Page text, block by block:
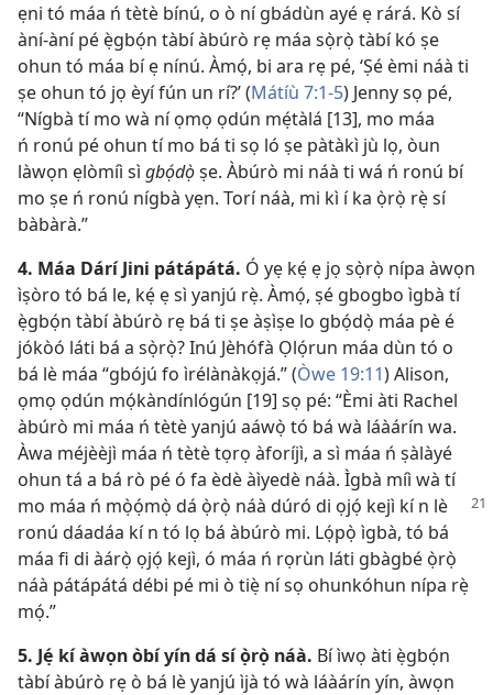
ẹni tó máa ń tètè bínú, o ò ní gbádùn ayé ẹ rárá. Kò sí
àní-àní pé ẹ̀gbọ́n tàbí àbúrò rẹ máa sọ̀rọ̀ tàbí kó ṣe
ohun tó máa bí ẹ nínú. Àmọ́, bi ara rẹ pé, ‘Ṣé èmi náà ti
ṣe ohun tó jọ èyí fún un rí?’ (Mátíù 7:1-5) Jenny sọ pé,
“Nígbà tí mo wà ní ọmọ ọdún mẹ́tàlá [13], mo máa
ń ronú pé ohun tí mo bá ti sọ ló ṣe pàtàkì jù lọ, òun
làwọn ẹlòmíì sì gbọ́dọ̀ṣe. Àbúrò mi náà ti wá ń ronú bí
mo ṣe ń ronú nígbà yẹn. Torí náà, mi kì í ka ọ̀rọ̀ rẹ̀ sí
bàbàrà.”
4. Máa Dárí Jini pátápátá. Ó yẹ kẹ́ ẹ jọ sọ̀rọ̀ nípa àwọn
ìṣòro tó bá le, kẹ́ ẹ sì yanjú rẹ̀. Àmọ́, ṣé gbogbo ìgbà tí
ẹ̀gbọ́n tàbí àbúrò rẹ bá ti ṣe àṣìṣe lo gbọ́dọ̀ máa pè é
jókòó láti bá a sọ̀rọ̀? Inú Jèhófà Ọlọ́run máa dùn tó o
bá lè máa “gbójú fo ìrélànàkọjá.” (Òwe 19:11) Alison,
ọmọ ọdún mọ́kàndínlógún [19] sọ pé: “Èmi àti Rachel
àbúrò mi máa ń tètè yanjú aáwọ̀ tó bá wà láàárín wa.
Àwa méjèèjì máa ń tètè tọrọ àforíjì, a sì máa ń ṣàlàyé
ohun tá a bá rò pé ó fa èdè àìyedè náà. Ìgbà míì wà tí
mo máa ń mọ̀ọ́mọ̀ dá ọ̀rọ̀ náà dúró di ọjọ́ kejì kí n lè
ronú dáadáa kí n tó lọ bá àbúrò mi. Lọ́pọ̀ ìgbà, tó bá
máa fi di àárọ̀ ọjọ́ kejì, ó máa ń rọrùn láti gbàgbé ọ̀rọ̀
náà pátápátá débi pé mi ò tiẹ̀ ní sọ ohunkóhun nípa rẹ̀
mọ́.”
5. Jẹ́ kí àwọn òbí yín dá sí ọ̀rọ̀ náà. Bí ìwọ àti ẹ̀gbọ́n
tàbí àbúrò rẹ ò bá lè yanjú ìjà tó wà láàárín yín, àwọn